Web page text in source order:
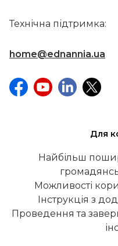
Технічна підтримка:
home@ednannia.ua
Для
Найбільш
Можливості
Інструкція з
Проведення та